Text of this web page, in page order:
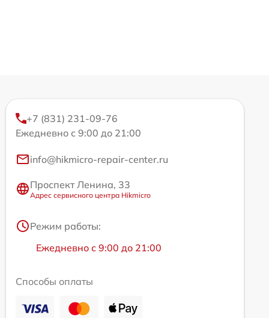
+7 (831) 231-09-76
Ежедневно с 9:00 до 21:00
info@hikmicro-repair-center.ru
Проспект Ленина, 33
Адрес сервисного центра Hikmicro
Режим работы:
Ежедневно с 9:00 до 21:00
Способы оплаты